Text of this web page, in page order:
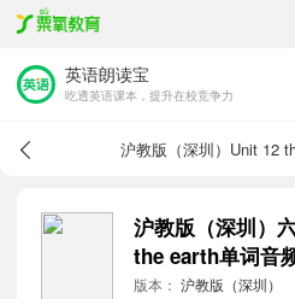
英语朗读宝
吃透英语课本，提升在校竞争力
沪教版（深圳）Unit 12
沪教版（深圳）
the earth单词音
版本： 沪教版（深圳）